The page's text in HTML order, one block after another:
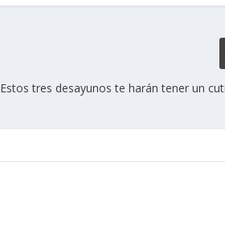
Estos tres desayunos te harán tener un